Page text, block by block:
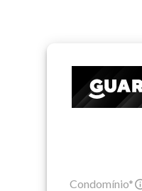
Condomínio*